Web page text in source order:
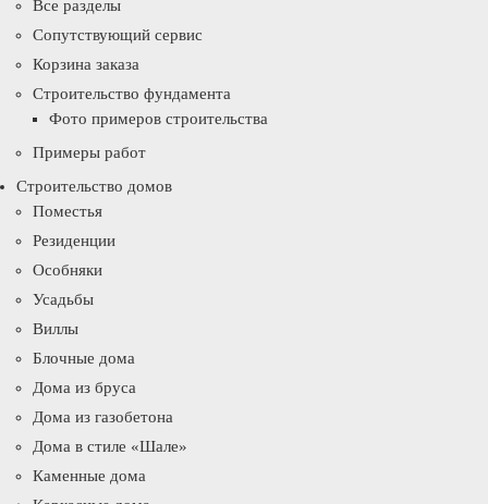
Все разделы
Сопутствующий сервис
Корзина заказа
Строительство фундамента
Фото примеров строительства
Примеры работ
Строительство домов
Поместья
Резиденции
Особняки
Усадьбы
Виллы
Блочные дома
Дома из бруса
Дома из газобетона
Дома в стиле «Шале»
Каменные дома